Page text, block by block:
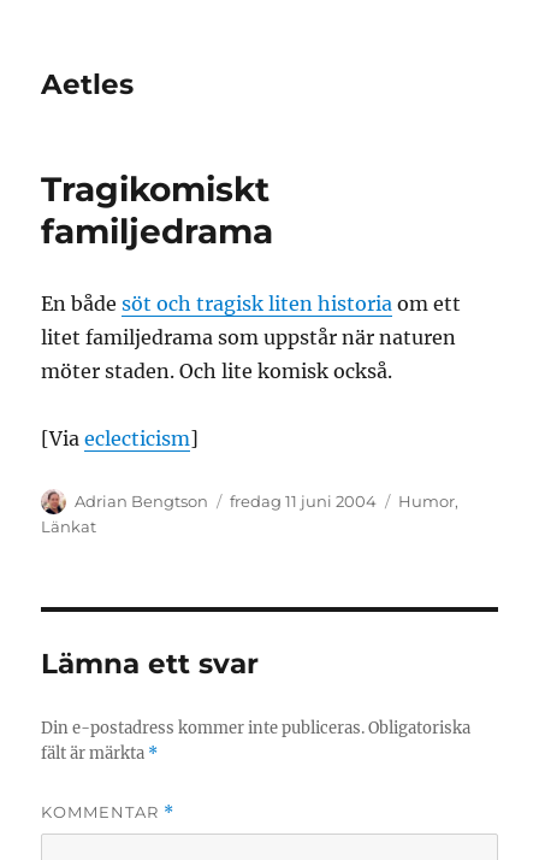
Aetles
Tragikomiskt
familjedrama
En bådesöt och tragisk liten historia om ett
litet familjedrama som uppstår när naturen
möter staden. Och lite komisk också.
[Viaeclecticism]
Författare
Adrian Bengtson
Publicerat
fredag 11 juni 2004 Kategorier
Humor,
Länkat
Lämna ett svar
Din e-postadress kommer inte publiceras. Obligatoriska
fält är märkta *
KOMMENTAR *